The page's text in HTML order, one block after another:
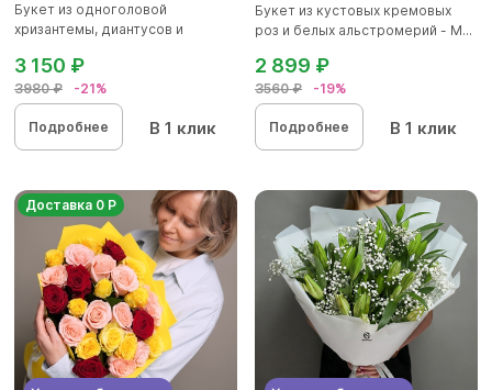
Букет из одноголовой
хризантемы, диантусов и
3980 ₽ -21%
3 150 ₽
Подробнее В 1 клик
Букет из кустовых кремовых
роз и белых альстромерий - M...
3560 ₽ -19%
2 899 ₽
Подробнее В 1 клик
Доставка 0 Р